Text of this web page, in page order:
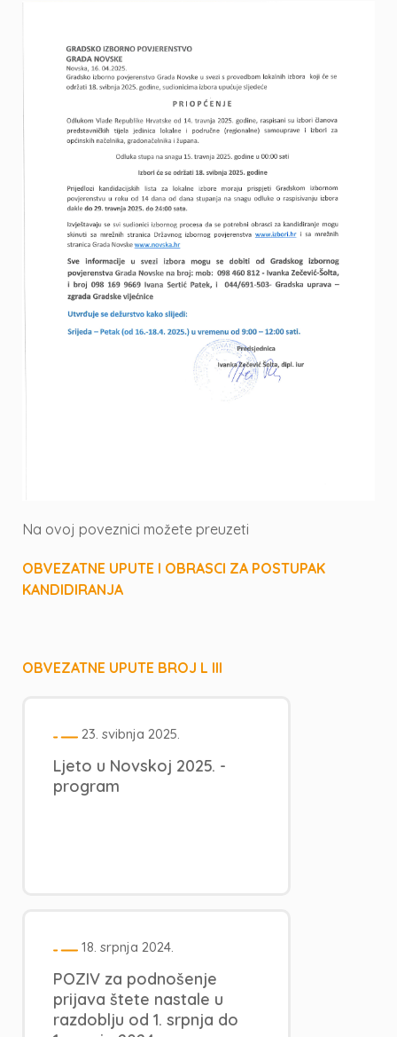
Na ovoj poveznici možete preuzeti
OBVEZATNE UPUTE I OBRASCI ZA POSTUPAK
KANDIDIRANJA
OBVEZATNE UPUTE BROJ L III
23. svibnja 2025.
Ljeto u Novskoj 2025. -
program
18. srpnja 2024.
POZIV za podnošenje
prijava štete nastale u
razdoblju od 1. srpnja do